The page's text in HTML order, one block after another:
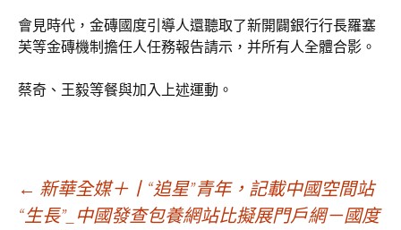
會見時代，金磚國度引導人還聽取了新開闢銀行行長羅塞
芙等金磚機制擔任人任務報告請示，并所有人全體合影。
蔡奇、王毅等餐與加入上述運動。
文
← 新華全媒＋丨“追星”青年，記載中國空間站
“生長”_中國發查包養網站比擬展門戶網－國度